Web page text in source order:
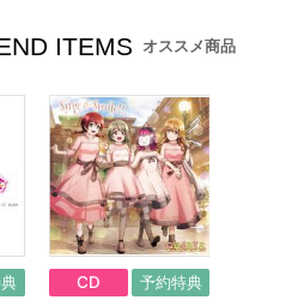
ィルムワークス
ITEMS オススメ商品
CD
予約特典